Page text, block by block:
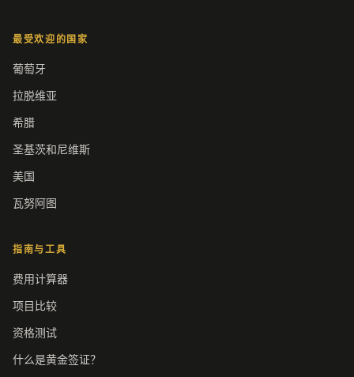
最受欢迎的国家
葡萄牙
拉脱维亚
希腊
圣基茨和尼维斯
美国
瓦努阿图
指南与工具
费用计算器
项目比较
资格测试
什么是黄金签证？